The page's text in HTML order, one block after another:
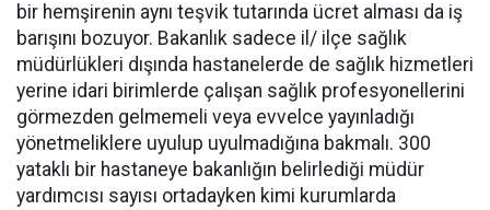
bir hemşirenin aynı teşvik tutarında ücret alması da iş
barışını bozuyor. Bakanlık sadece il/ ilçe sağlık
müdürlükleri dışında hastanelerde de sağlık hizmetleri
yerine idari birimlerde çalışan sağlık profesyonellerini
görmezden gelmemeli veya evvelce yayınladığı
yönetmeliklere uyulup uyulmadığına bakmalı. 300
yataklı bir hastaneye bakanlığın belirlediği müdür
yardımcısı sayısı ortadayken kimi kurumlarda